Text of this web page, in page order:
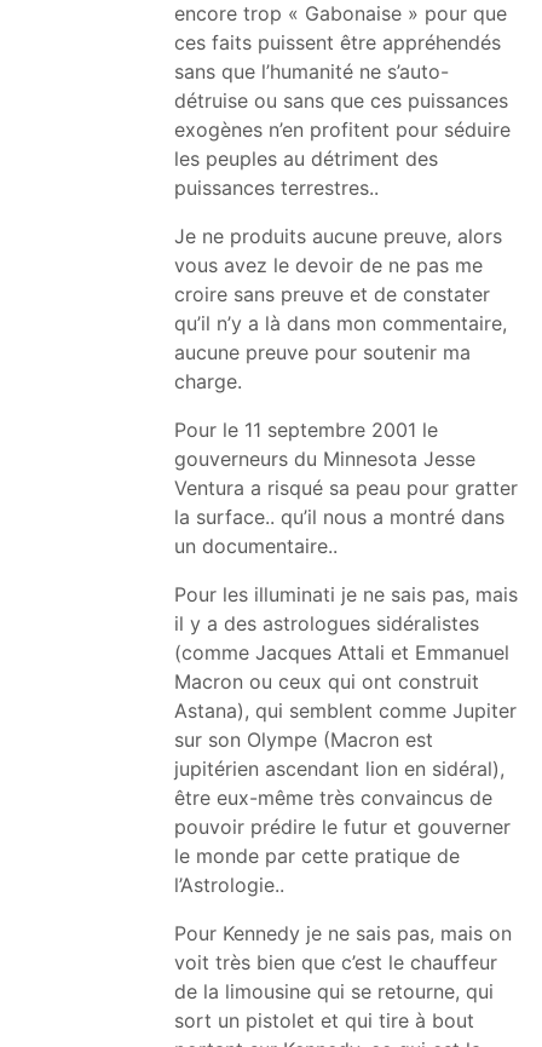
encore trop « Gabonaise » pour que
ces faits puissent être appréhendés
sans que l’humanité ne s’auto-
détruise ou sans que ces puissances
exogènes n’en profitent pour séduire
les peuples au détriment des
puissances terrestres..
Je ne produits aucune preuve, alors
vous avez le devoir de ne pas me
croire sans preuve et de constater
qu’il n’y a là dans mon commentaire,
aucune preuve pour soutenir ma
charge.
Pour le 11 septembre 2001 le
gouverneurs du Minnesota Jesse
Ventura a risqué sa peau pour gratter
la surface.. qu’il nous a montré dans
un documentaire..
Pour les illuminati je ne sais pas, mais
il y a des astrologues sidéralistes
(comme Jacques Attali et Emmanuel
Macron ou ceux qui ont construit
Astana), qui semblent comme Jupiter
sur son Olympe (Macron est
jupitérien ascendant lion en sidéral),
être eux-même très convaincus de
pouvoir prédire le futur et gouverner
le monde par cette pratique de
l’Astrologie..
Pour Kennedy je ne sais pas, mais on
voit très bien que c’est le chauffeur
de la limousine qui se retourne, qui
sort un pistolet et qui tire à bout